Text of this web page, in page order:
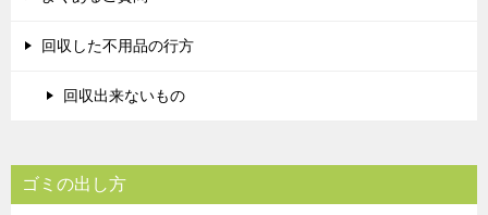
回収した不用品の行方
回収出来ないもの
ゴミの出し方